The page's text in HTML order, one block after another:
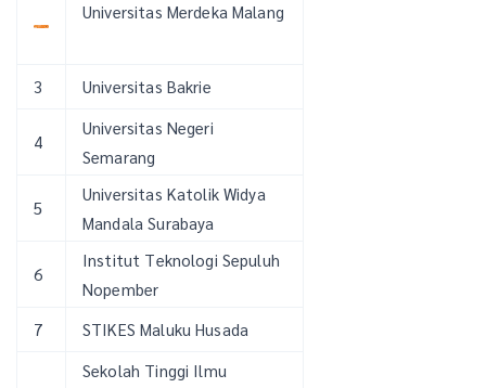
Universitas Merdeka Malang
3 Universitas Bakrie
4
Universitas Negeri
Semarang
5
Universitas Katolik Widya
Mandala Surabaya
6
Institut Teknologi Sepuluh
Nopember
7
STIKES Maluku Husada
Sekolah Tinggi Ilmu